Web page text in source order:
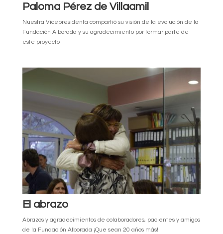
Paloma Pérez de Villaamil
Nuestra Vicepresidenta compartió su visión de la evolución de la
Fundación Alborada y su agradecimiento por formar parte de
este proyecto
El abrazo
Abrazos y agradecimientos de colaboradores, pacientes y amigos
de la Fundación Alborada ¡Que sean 20 años más!